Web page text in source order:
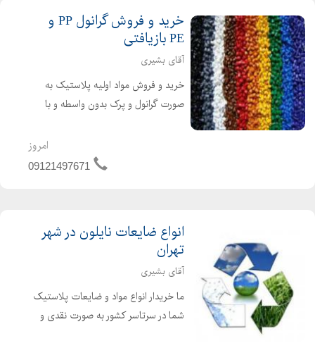
خرید و فروش گرانول PP و
PE بازیافتی
آقای بشیری
خرید و فروش مواد اولیه پلاستیک به
صورت گرانول و پرک بدون واسطه و با
پروپیلن هوموپلیمر ، کوپلیمروتقویت
شده (PP) بادی و تزریقی پلی اتیلن سبک
امروز
09121497671
انواع ضایعات نایلون در شهر
تهران
آقای بشیری
ما خریدار انواع مواد و ضایعات پلاستیک
شما در سرتاسر کشور به صورت نقدی و